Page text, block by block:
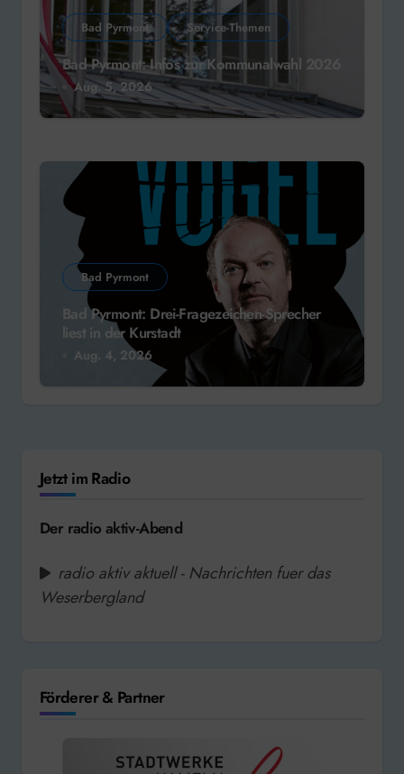
Bad Pyrmont Service-Themen
Bad Pyrmont: Infos zur Kommunalwahl 2026
Aug. 5, 2026
Bad Pyrmont
Bad Pyrmont: Drei-Fragezeichen-Sprecher
liest in der Kurstadt
Aug. 4, 2026
Jetzt im Radio
Der radio aktiv-Abend
radio aktiv aktuell - Nachrichten fuer das
Weserbergland
Förderer & Partner